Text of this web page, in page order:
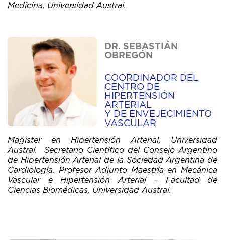
Medicina, Universidad Austral.
DR. SEBASTIÁN
OBREGÓN
COORDINADOR DEL
CENTRO DE
HIPERTENSIÓN
ARTERIAL
Y DE ENVEJECIMIENTO
VASCULAR
Magister en Hipertensión Arterial, Universidad
Austral. Secretario Científico del Consejo Argentino
de Hipertensión Arterial de la Sociedad Argentina de
Cardiología. Profesor Adjunto Maestría en Mecánica
Vascular e Hipertensión Arterial – Facultad de
Ciencias Biomédicas, Universidad Austral.